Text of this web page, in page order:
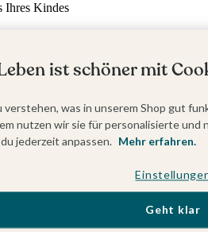
Ihres Kindes
ist schöner mit
verstehen, was in unserem Shop gut
nutzen wir sie für personalisierte
jederzeit anpassen. Mehr erfahren.
Geht klar